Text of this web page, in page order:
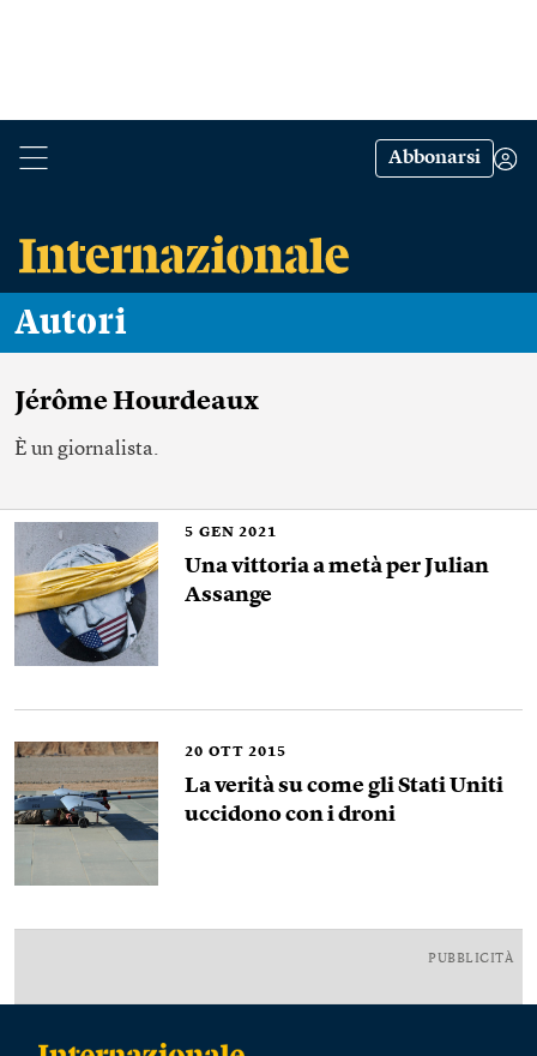
Abbonarsi
Autori
Jérôme Hourdeaux
È un giornalista.
5 GEN 2021
Una vittoria a metà per Julian
Assange
20 OTT 2015
La verità su come gli Stati Uniti
uccidono con i droni
PUBBLICITÀ